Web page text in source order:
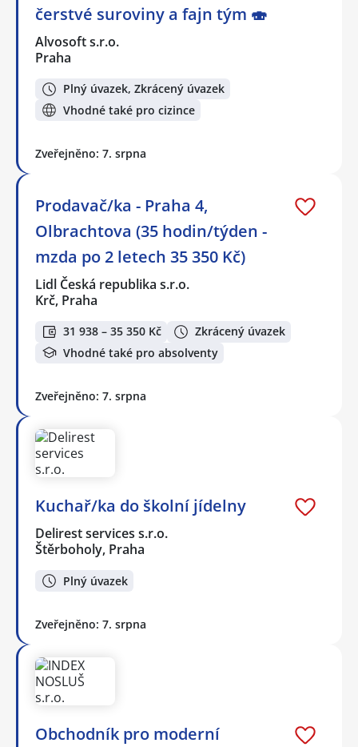
čerstvé suroviny a fajn tým 🍣
Alvosoft s.r.o.
Praha
Plný úvazek, Zkrácený úvazek
Vhodné také pro cizince
Zveřejněno: 7. srpna
Prodavač/ka - Praha 4,
Olbrachtova (35 hodin/týden -
mzda po 2 letech 35 350 Kč)
Lidl Česká republika s.r.o.
Krč, Praha
31 938 – 35 350 Kč
Zkrácený úvazek
Vhodné také pro absolventy
Zveřejněno: 7. srpna
Kuchař/ka do školní jídelny
Delirest services s.r.o.
Štěrboholy, Praha
Plný úvazek
Zveřejněno: 7. srpna
Obchodník pro moderní